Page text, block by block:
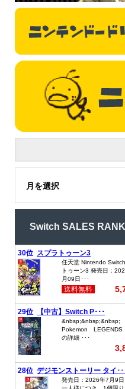
月を選択
Switch SALES